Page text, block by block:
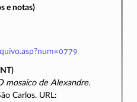
e notas)
mosaico de Alexandre.
Carlos. URL: